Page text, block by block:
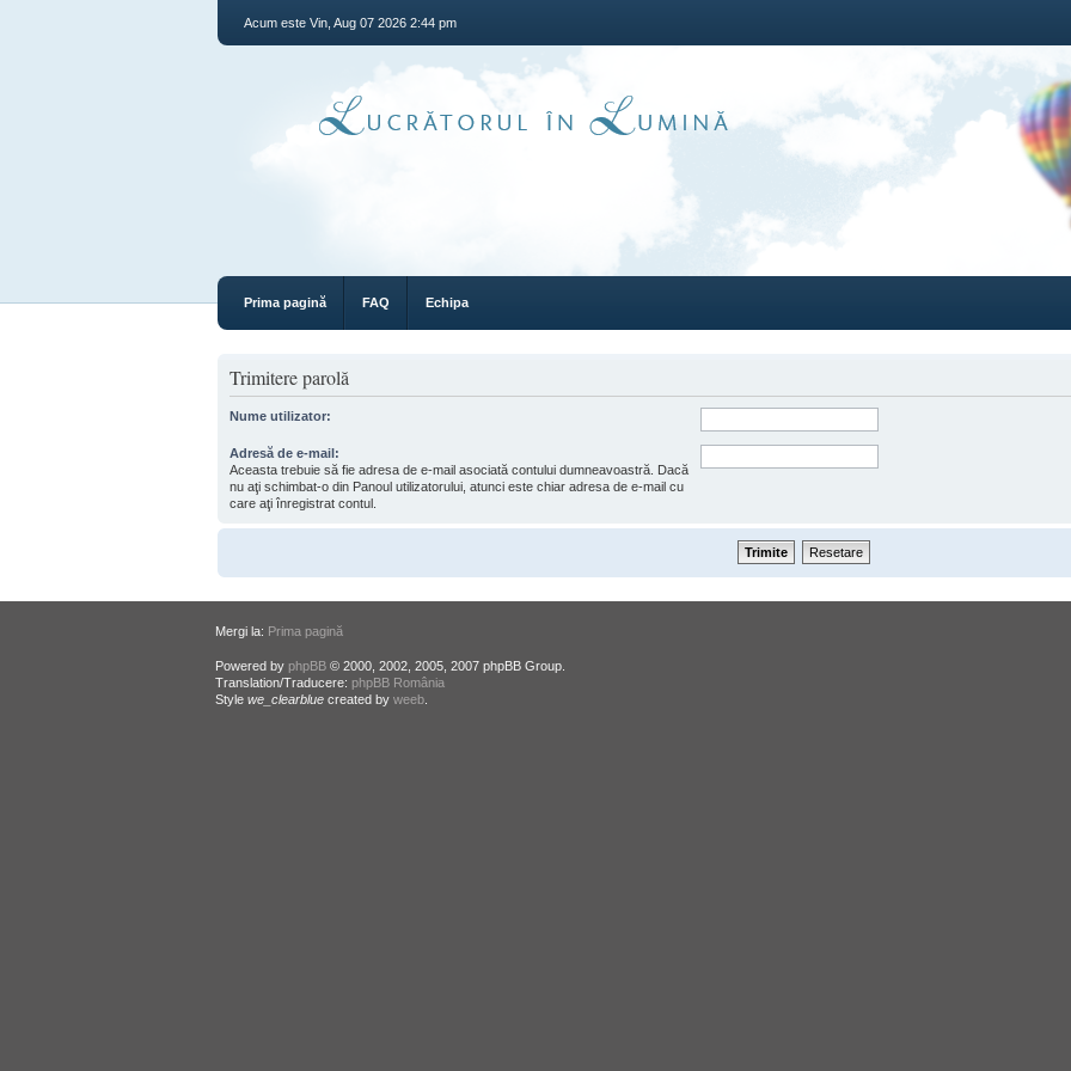
Acum este Vin, Aug 07 2026 2:44 pm
Prima pagină FAQ Echipa
Trimitere parolă
Nume utilizator:
Adresă de e-mail:
Aceasta trebuie să fie adresa de e-mail asociată contului dumneavoastră. Dacă
nu aţi schimbat-o din Panoul utilizatorului, atunci este chiar adresa de e-mail cu
care aţi înregistrat contul.
Mergi la: Prima pagină
Powered by phpBB© 2000, 2002, 2005, 2007 phpBB Group.
Translation/Traducere: phpBB România
Style we_clearbluecreated by weeb.